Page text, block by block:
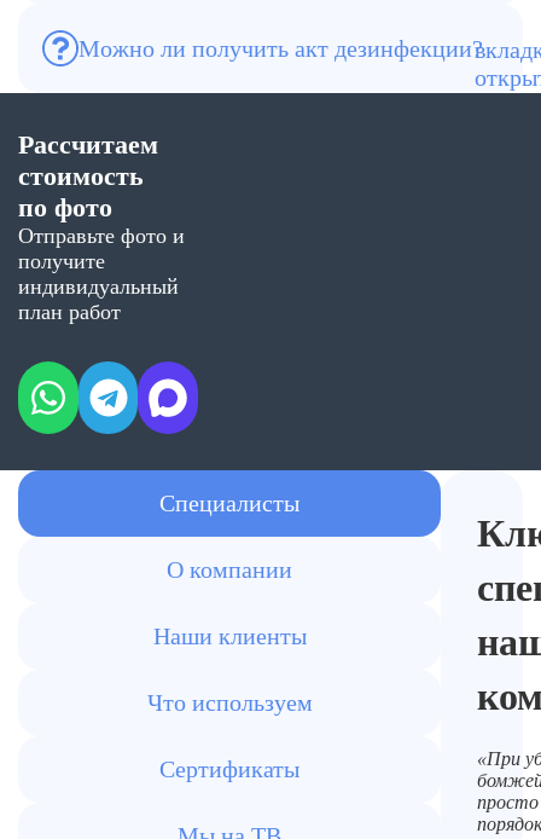
Можно ли получить акт дезинфекции?
Да, по завершении работ выдаётся
Рассчитаем
стоимость
по фото
Отправьте фото и
получите
индивидуальный
план работ
Специалисты
О компании
Наши клиенты
Что используем
Сертификаты
«При